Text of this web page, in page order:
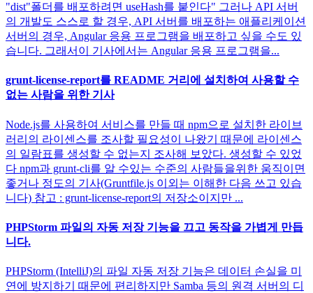
"dist"폴더를 배포하려면 useHash를 붙인다" 그러나 API 서버
의 개발도 스스로 할 경우, API 서버를 배포하는 애플리케이션
서버의 경우, Angular 응용 프로그램을 배포하고 싶을 수도 있
습니다. 그래서이 기사에서는 Angular 응용 프로그램을...
grunt-license-report를 README 거리에 설치하여 사용할 수
없는 사람을 위한 기사
Node.js를 사용하여 서비스를 만들 때 npm으로 설치한 라이브
러리의 라이센스를 조사할 필요성이 나왔기 때문에 라이센스
의 일람표를 생성할 수 없는지 조사해 보았다. 생성할 수 있었
다 npm과 grunt-cli를 알 수있는 수준의 사람들을위한 움직이면
좋거나 정도의 기사(Gruntfile.js 이외는 이해한 다음 쓰고 있습
니다) 참고 : grunt-license-report의 저장소이지만 ...
PHPStorm 파일의 자동 저장 기능을 끄고 동작을 가볍게 만듭
니다.
PHPStorm (IntelliJ)의 파일 자동 저장 기능은 데이터 손실을 미
연에 방지하기 때문에 편리하지만 Samba 등의 원격 서버의 디